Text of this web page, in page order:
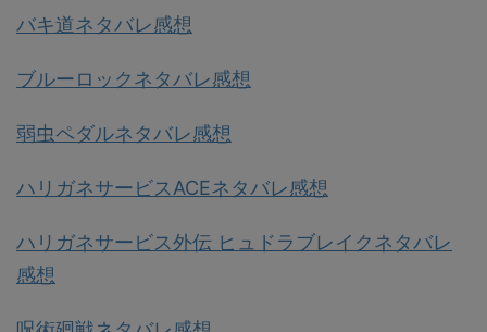
バキ道ネタバレ感想
ブルーロックネタバレ感想
弱虫ペダルネタバレ感想
ハリガネサービスACEネタバレ感想
ハリガネサービス外伝 ヒュドラブレイクネタバレ
感想